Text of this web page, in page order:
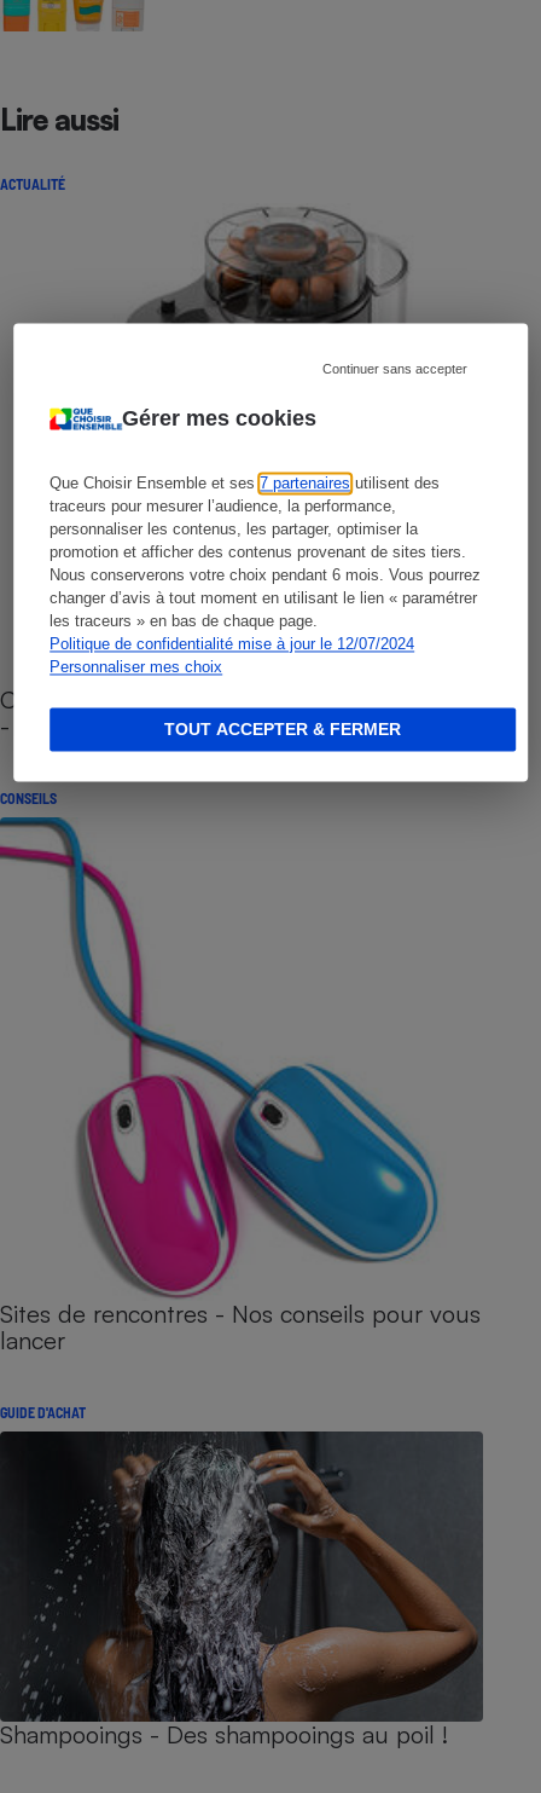
Gérer mes cookies
Que Choisir Ensemble et ses7 partenaires utilisent des
traceurs pour mesurer l’audience, la performance,
personnaliser les contenus, les partager, optimiser la
promotion et afficher des contenus provenant de sites tiers.
Nous conserverons votre choix pendant 6 mois. Vous pourrez
changer d’avis à tout moment en utilisant le lien « paramétrer
les traceurs » en bas de chaque page.
Politique de confidentialité mise à jour le 12/07/2024
Personnaliser mes choix
Continuer sans accepter
TOUT ACCEPTER & FERMER
Lire aussi
ACTUALITÉ
Cafetière à capsules zéro déchet CoffeeB (vidéo)
- Premières impressions
CONSEILS
Sites de rencontres - Nos conseils pour vous
lancer
GUIDE D'ACHAT
Shampooings - Des shampooings au poil !